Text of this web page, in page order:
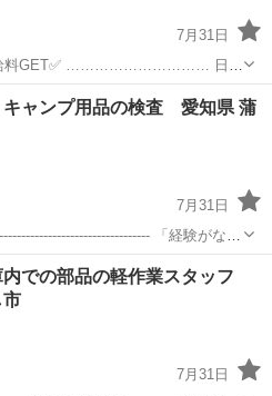
7月31日
ね！ もちろ...キャンプ用品の検査 愛知県 蒲
7月31日
内での部品の軽作業スタッフ
7月31日